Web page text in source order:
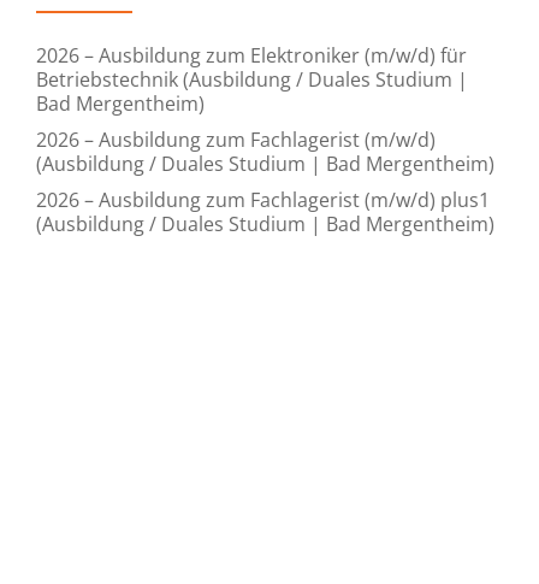
2026 – Ausbildung zum Elektroniker (m/w/d) für
Betriebstechnik (Ausbildung / Duales Studium |
Bad Mergentheim)
2026 – Ausbildung zum Fachlagerist (m/w/d)
(Ausbildung / Duales Studium | Bad Mergentheim)
2026 – Ausbildung zum Fachlagerist (m/w/d) plus1
(Ausbildung / Duales Studium | Bad Mergentheim)